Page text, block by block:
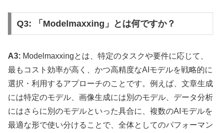
Q3: 「Modelmaxxing」とは何ですか？
A3: Modelmaxxingとは、特定のタスクや要件に応じて、
最もコスト効率が高く、かつ高精度なAIモデルを戦略的に
選択・利用するアプローチのことです。例えば、文章生成
には特定のモデル、画像生成には別のモデル、データ分析
にはさらに別のモデルといった具合に、複数のAIモデルを
最適な形で使い分けることで、全体としてのパフォーマン